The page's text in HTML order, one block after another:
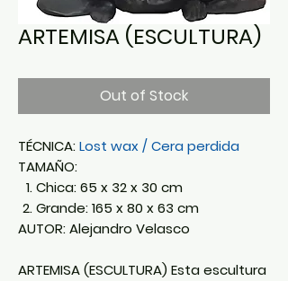
ARTEMISA (ESCULTURA)
Out of Stock
TÉCNICA:Lost wax / Cera perdida
TAMAÑO:
Chica: 65 x 32 x 30 cm
Grande: 165 x 80 x 63 cm
AUTOR:Alejandro Velasco
ARTEMISA (ESCULTURA) Esta escultura